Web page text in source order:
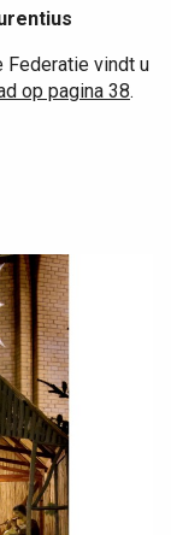
Federatie vindt u
op pagina 38.